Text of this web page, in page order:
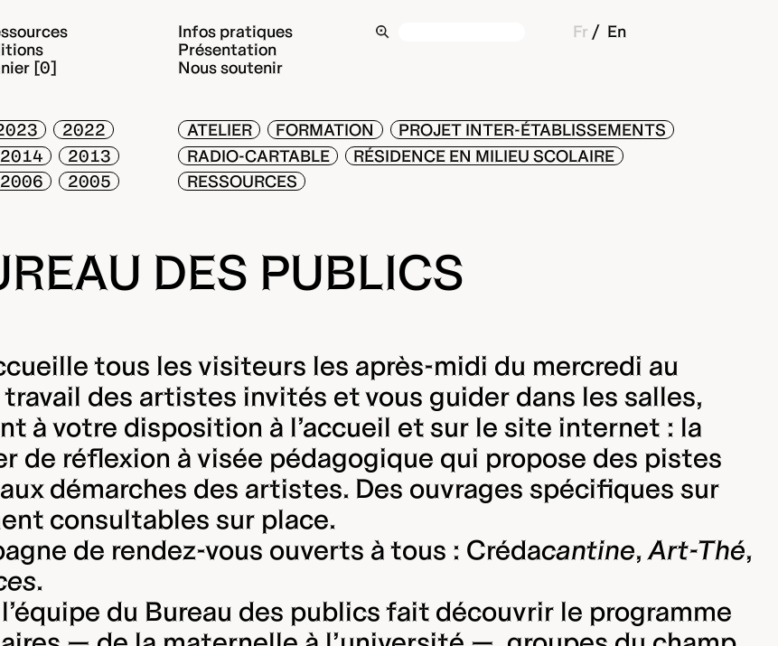
[0]
Infos pratiques
Présentation
Nous soutenir
Fr En
2022
2014
2013
2006 2005
ATELIER FORMATION
PROJET INTER-ÉTABLISSEMENTS
RADIO-CARTABLE
RÉSIDENCE EN MILIEU SCOLAIRE
RESSOURCES
DES PUBLICS
tous les visiteurs les après-midi du mercredi au
des artistes invités et vous guider dans les salles,
à votre disposition à l’accueil et sur le site internet : la
de réflexion à visée pédagogique qui propose des pistes
démarches des artistes. Des ouvrages spécifiques sur
consultables sur place.
de rendez-vous ouverts à tous : Crédacantine, Art-Thé,
.
du Bureau des publics fait découvrir le programme